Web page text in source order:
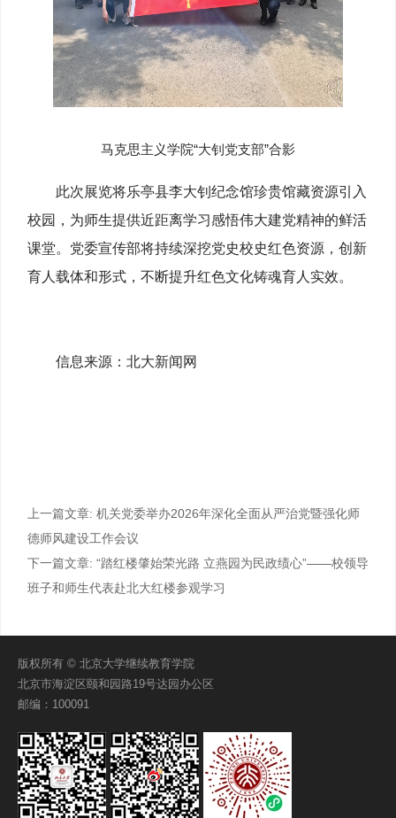
马克思主义学院“大钊党支部”合影
此次展览将乐亭县李大钊纪念馆珍贵馆藏资源引入
校园，为师生提供近距离学习感悟伟大建党精神的鲜活
课堂。党委宣传部将持续深挖党史校史红色资源，创新
育人载体和形式，不断提升红色文化铸魂育人实效。
信息来源：北大新闻网
上一篇文章: 机关党委举办2026年深化全面从严治党暨强化师
德师风建设工作会议
下一篇文章: “踏红楼肇始荣光路 立燕园为民政绩心”——校领导
班子和师生代表赴北大红楼参观学习
版权所有 © 北京大学继续教育学院
北京市海淀区颐和园路19号达园办公区
邮编：100091